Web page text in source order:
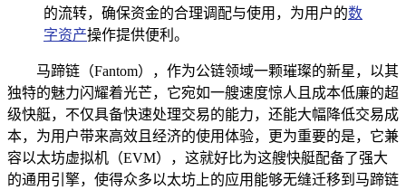
的流转，确保资金的合理调配与使用，为用户的数
字资产操作提供便利。
马蹄链（Fantom），作为公链领域一颗璀璨的新星，以其
独特的魅力闪耀着光芒，它宛如一艘速度惊人且成本低廉的超
级快艇，不仅具备快速处理交易的能力，还能大幅降低交易成
本，为用户带来高效且经济的使用体验，更为重要的是，它兼
容以太坊虚拟机（EVM），这就好比为这艘快艇配备了强大
的通用引擎，使得众多以太坊上的应用能够无缝迁移到马蹄链